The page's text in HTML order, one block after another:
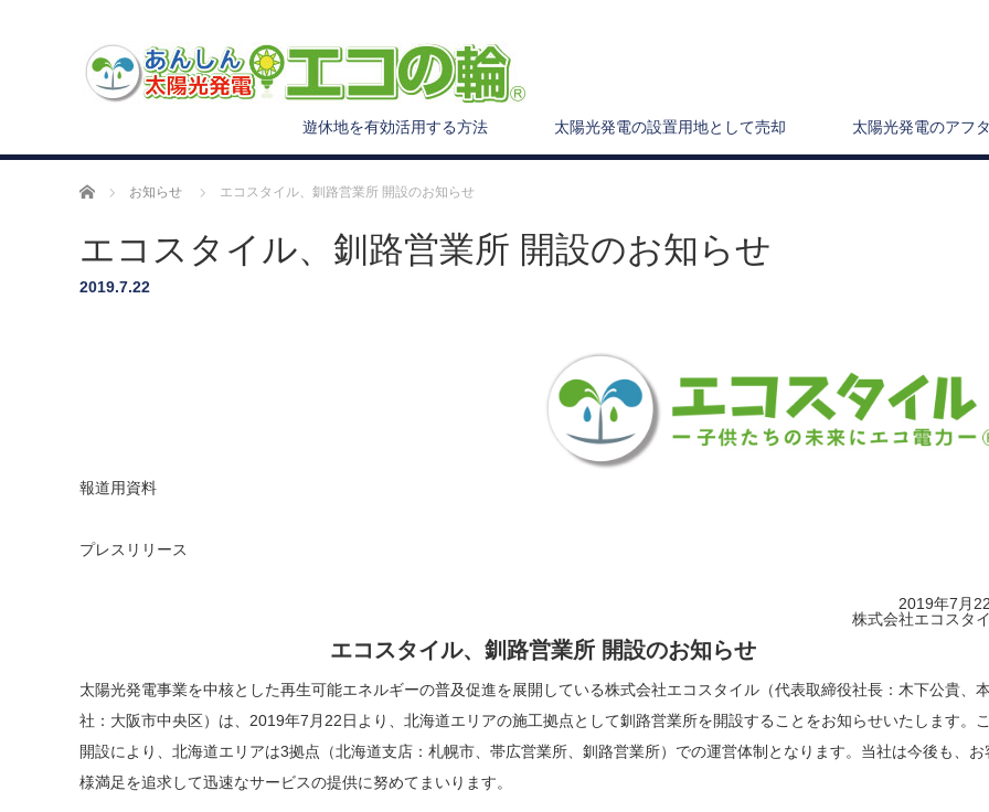
遊休地を有効活用する方法 太陽光発電の設置用地として売却 太陽光発電のアフ
ホーム お知らせ エコスタイル、釧路営業所 開設のお知らせ
エコスタイル、釧路営業所 開設のお知らせ
2019.7.22
報道用資料
プレスリリース
2019年7月
株式会社エコスタ
エコスタイル、釧路営業所 開設のお知らせ
太陽光発電事業を中核とした再生可能エネルギーの普及促進を展開している株式会社エコスタイル（代表取締役社長：木下公貴、
社：大阪市中央区）は、2019年7月22日より、北海道エリアの施工拠点として釧路営業所を開設することをお知らせいたします。
開設により、北海道エリアは3拠点（北海道支店：札幌市、帯広営業所、釧路営業所）での運営体制となります。当社は今後も、お
様満足を追求して迅速なサービスの提供に努めてまいります。